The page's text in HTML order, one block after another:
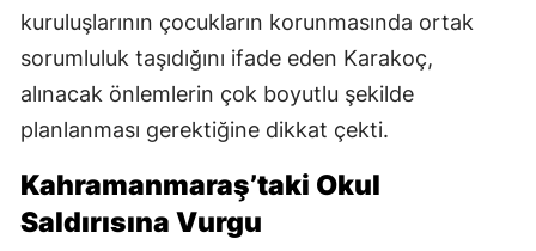
kuruluşlarının çocukların korunmasında ortak
sorumluluk taşıdığını ifade eden Karakoç,
alınacak önlemlerin çok boyutlu şekilde
planlanması gerektiğine dikkat çekti.
Kahramanmaraş’taki Okul
Saldırısına Vurgu